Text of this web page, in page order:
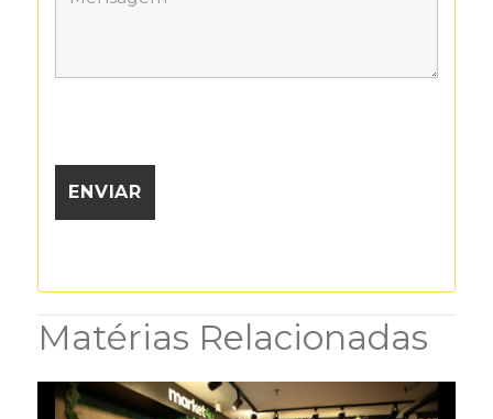
Matérias Relacionadas